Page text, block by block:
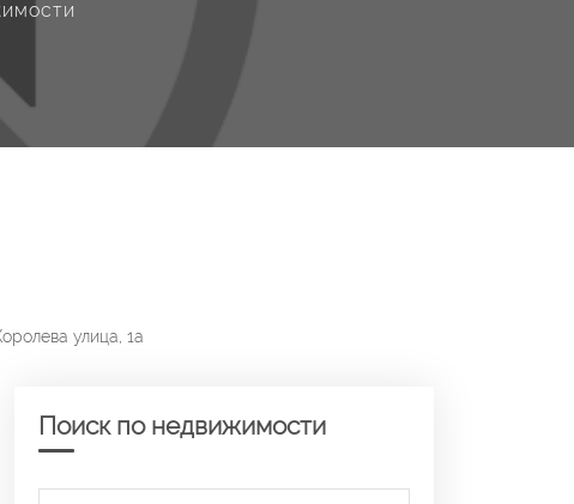
улица, 1а
Поиск по недвижимости